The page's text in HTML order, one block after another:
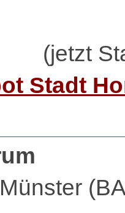
(jetzt
Stadt